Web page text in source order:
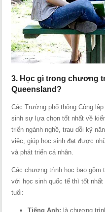
3. Học gì trong chương
Queensland?
Các Trường phổ thông Công
sinh sự lựa chọn tốt nhất về
triển ngành nghề, trau dỗi kỹ
việc, giúp học sinh đạt được
và phát triển cá nhân.
Các chương trình học bao
với học sinh quốc tế thì tốt
tuổi:
Tiếng Anh: là chương